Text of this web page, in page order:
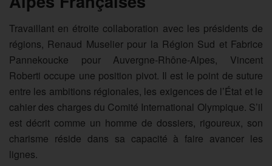
Travaillant en étroite collaboration avec les présidents de
régions, Renaud Muselier pour la Région Sud et Fabrice
Pannekoucke pour Auvergne-Rhône-Alpes, Vincent
Roberti occupe une position pivot. Il est le point de suture
entre les ambitions régionales, les exigences de l’État et le
cahier des charges du Comité International Olympique. S’il
est décrit comme un homme de dossiers, rigoureux, son
charisme réside dans sa capacité à faire avancer les
lignes.